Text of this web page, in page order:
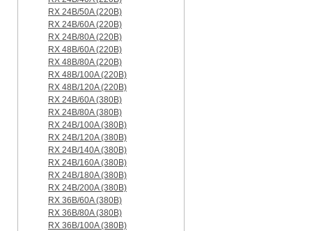
RX 24B/50A (220B)
RX 24B/60A (220B)
RX 24B/80A (220B)
RX 48B/60A (220B)
RX 48B/80A (220B)
RX 48B/100A (220B)
RX 48B/120A (220B)
RX 24B/60A (380B)
RX 24B/80A (380B)
RX 24B/100A (380B)
RX 24B/120A (380B)
RX 24B/140A (380B)
RX 24B/160A (380B)
RX 24B/180A (380B)
RX 24B/200A (380B)
RX 36B/60A (380B)
RX 36B/80A (380B)
RX 36B/100A (380B)